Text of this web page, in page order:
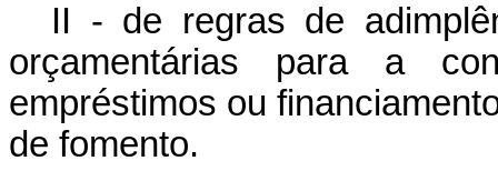
II - de regras de
orçamentárias para a
empréstimos ou
de fomento.